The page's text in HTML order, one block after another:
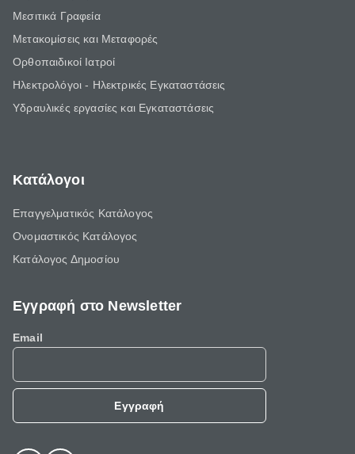
Μεσιτικά Γραφεία
Μετακομίσεις και Μεταφορές
Ορθοπαιδικοί Ιατροί
Ηλεκτρολόγοι - Ηλεκτρικές Εγκαταστάσεις
Υδραυλικές εργασίες και Εγκαταστάσεις
Κατάλογοι
Επαγγελματικός Κατάλογος
Ονομαστικός Κατάλογος
Κατάλογος Δημοσίου
Εγγραφή στο Newsletter
Email
Εγγραφή